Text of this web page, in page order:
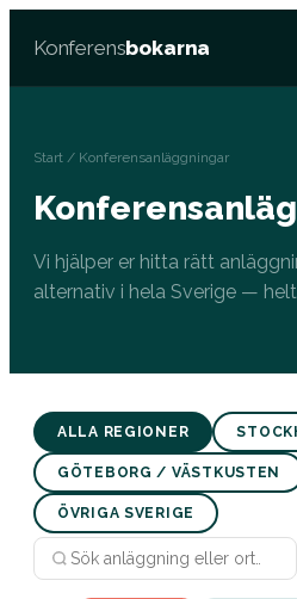
Konferensbokarna
Start / Konferensanläggningar
Vi hjälper er hitta rätt
alternativ i hela Sverige —
ALLA REGIONER
GÖTEBORG / VÄSTKUSTEN
ÖVRIGA SVERIGE